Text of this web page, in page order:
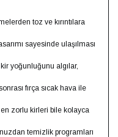
toz ve kırıntılara
sayesinde ulaşılması
kir yoğunluğunu algılar,
fırça sıcak hava ile
zorlu kirleri bile kolayca
temizlik programları